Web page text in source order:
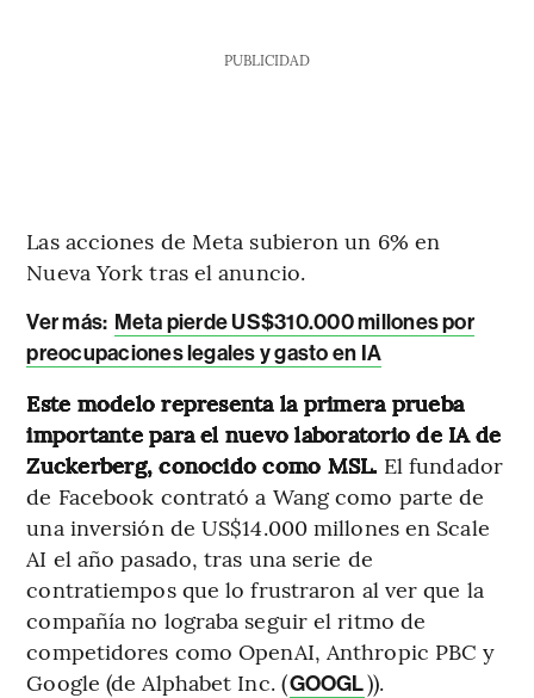
PUBLICIDAD
Las acciones de Meta subieron un 6% en
Nueva York tras el anuncio.
Ver más: Meta pierde US$310.000 millones por
preocupaciones legales y gasto en IA
Este modelo representa la primera prueba
importante para el nuevo laboratorio de IA de
Zuckerberg, conocido como MSL. El fundador
de Facebook contrató a Wang como parte de
una inversión de US$14.000 millones en Scale
AI el año pasado, tras una serie de
contratiempos que lo frustraron al ver que la
compañía no lograba seguir el ritmo de
competidores como OpenAI, Anthropic PBC y
Google (de Alphabet Inc. (GOOGL)).